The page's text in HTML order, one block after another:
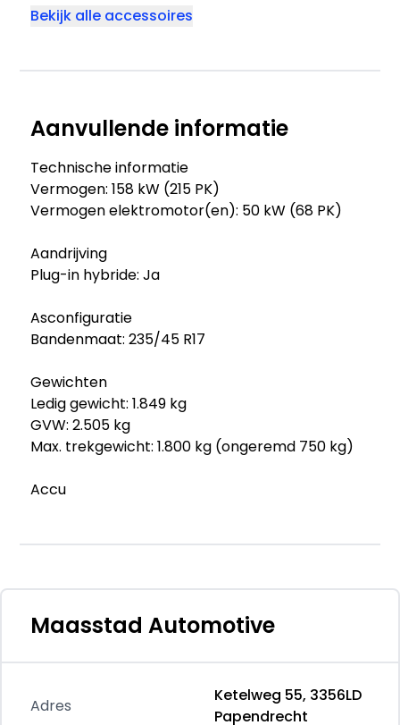
Bekijk alle accessoires
Aanvullende informatie
Technische informatie
Vermogen: 158 kW (215 PK)
Vermogen elektromotor(en): 50 kW (68 PK)
Aandrijving
Plug-in hybride: Ja
Asconfiguratie
Bandenmaat: 235/45 R17
Gewichten
Ledig gewicht: 1.849 kg
GVW: 2.505 kg
Max. trekgewicht: 1.800 kg (ongeremd 750 kg)
Accu
Accu laadvermogen: 3.7 kW
Verbruik
Gemiddeld elektriciteitsverbruik: 22,4
Maasstad Automotive
Adres
Ketelweg 55, 3356LD
Papendrecht